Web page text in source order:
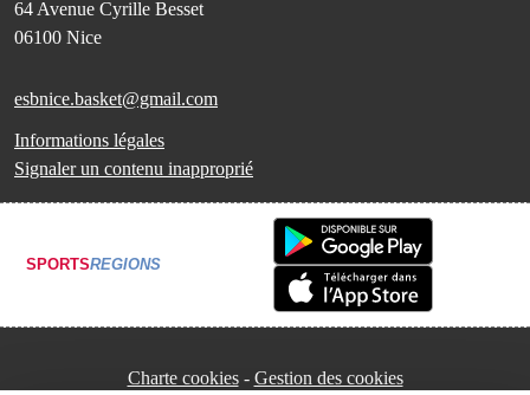
64 Avenue Cyrille Besset
06100 Nice
esbnice.basket@gmail.com
Informations légales
Signaler un contenu inapproprié
SPORTSREGIONS
Charte cookies Gestion des cookies